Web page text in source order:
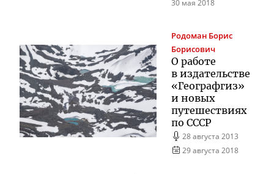
30 мая 2018
Родоман Борис
Борисович
О работе
в издательстве
«Географгиз»
и новых
путешествиях
по СССР
28 августа 2013
29 августа 2018